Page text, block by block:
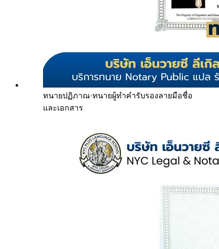
ทนายปฏิภาณ·ทนายผู้ทำคำรับรองลายมือชื่อ
และเอกสาร